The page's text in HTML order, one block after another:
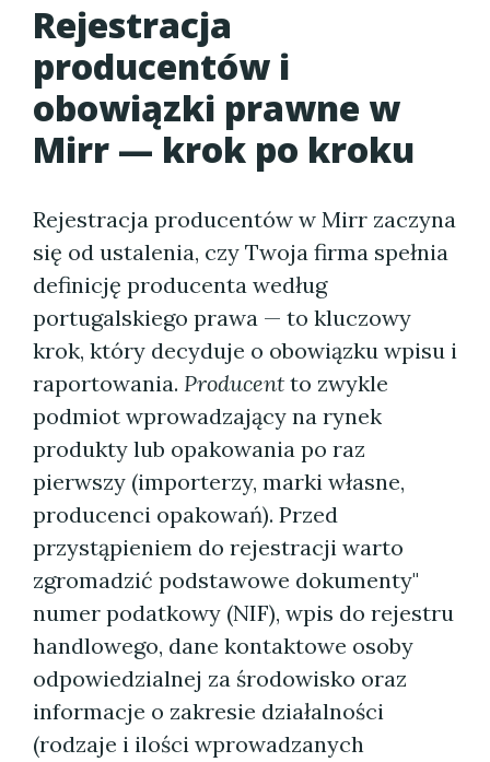
Rejestracja
producentów i
obowiązki prawne w
Mirr — krok po kroku
Rejestracja producentów w Mirr zaczyna
się od ustalenia, czy Twoja firma spełnia
definicję producenta według
portugalskiego prawa — to kluczowy
krok, który decyduje o obowiązku wpisu i
raportowania. Producent to zwykle
podmiot wprowadzający na rynek
produkty lub opakowania po raz
pierwszy (importerzy, marki własne,
producenci opakowań). Przed
przystąpieniem do rejestracji warto
zgromadzić podstawowe dokumenty"
numer podatkowy (NIF), wpis do rejestru
handlowego, dane kontaktowe osoby
odpowiedzialnej za środowisko oraz
informacje o zakresie działalności
(rodzaje i ilości wprowadzanych